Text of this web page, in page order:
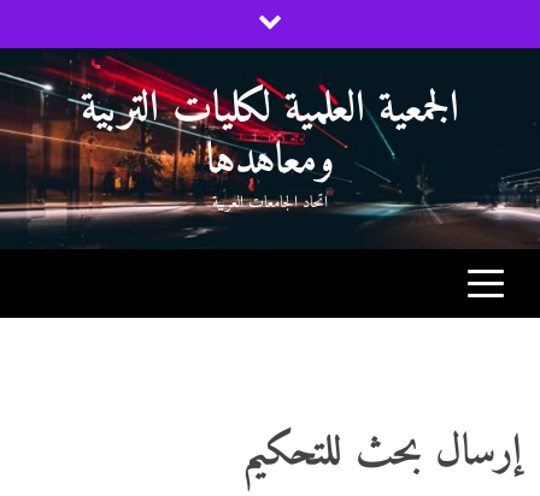
to
الجمعية العلمية لكليات التربية
ومعاهدها
اتحاد الجامعات العربية
إرسال بحث للتحكيم